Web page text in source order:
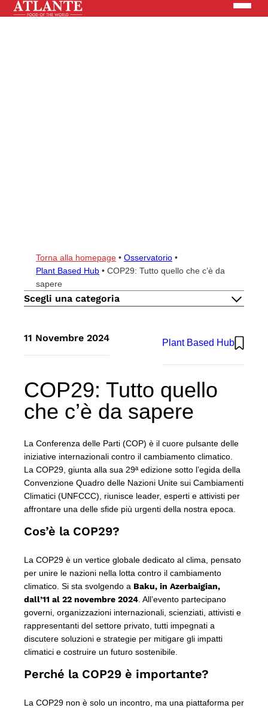
CHI SIAMO
IL METODO
CARRIERE
Torna alla homepage • Osservatorio •
Plant Based Hub • COP29: Tutto quello che c’è da
sapere
Scegli una categoria
11 Novembre 2024 Plant Based Hub
COP29: Tutto quello
che c’è da sapere
La Conferenza delle Parti (COP) è il cuore pulsante delle
iniziative internazionali contro il cambiamento climatico.
La COP29, giunta alla sua 29ª edizione sotto l’egida della
Convenzione Quadro delle Nazioni Unite sui Cambiamenti
Climatici (UNFCCC), riunisce leader, esperti e attivisti per
affrontare una delle sfide più urgenti della nostra epoca.
Cos’è la COP29?
La COP29 è un vertice globale dedicato al clima, pensato
per unire le nazioni nella lotta contro il cambiamento
climatico. Si sta svolgendo a Baku, in Azerbaigian,
dall’11 al 22 novembre 2024 . All’evento partecipano
governi, organizzazioni internazionali, scienziati, attivisti e
rappresentanti del settore privato, tutti impegnati a
discutere soluzioni e strategie per mitigare gli impatti
climatici e costruire un futuro sostenibile.
Perché la COP29 è importante?
La COP29 non è solo un incontro, ma una piattaforma per